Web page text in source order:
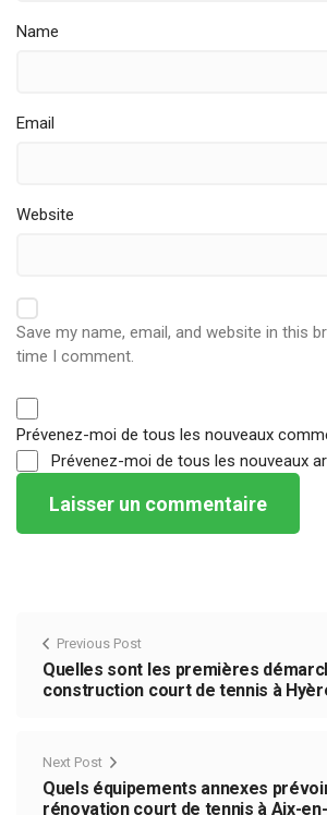
Name
Email
Website
Save my name, email, and website in this
time I comment.
Prévenez-moi de tous les nouveaux
Prévenez-moi de tous les nouveaux
Previous Post
Quelles sont les premières
construction court de tennis à
Next Post
Quels équipements annexes
rénovation court de tennis à Aix-